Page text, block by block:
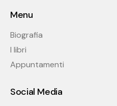
Menu
Biografia
I libri
Appuntamenti
Social Media